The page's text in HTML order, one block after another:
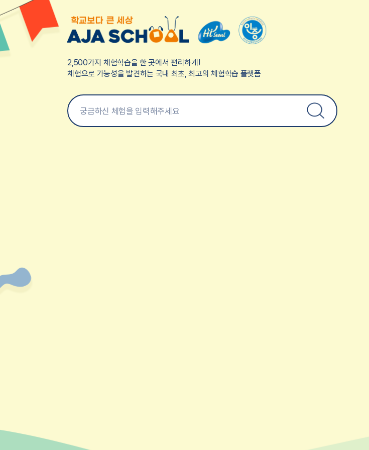
2,500가지 체험학습을 한 곳에서 편리하게!
체험으로 가능성을 발견하는 국내 최초, 최고의 체험학습 플랫폼